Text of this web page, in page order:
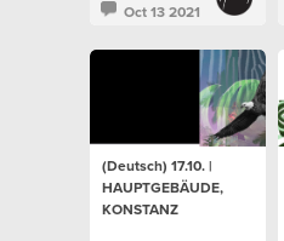
Oct 13 2021
(Deutsch) 17.10. |
HAUPTGEBÄUDE,
KONSTANZ